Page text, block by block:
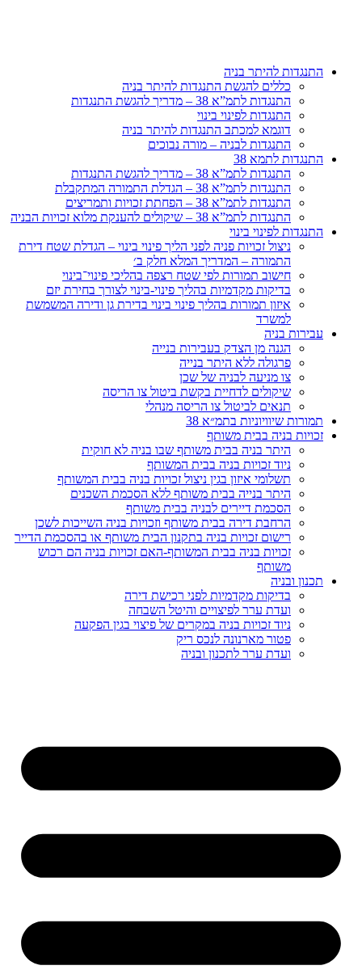
התנגדות להיתר בניה
כללים להגשת התנגדות להיתר בניה
התנגדות לתמ”א 38 – מדריך להגשת התנגדות
התנגדות לפינוי בינוי
דוגמא למכתב התנגדות להיתר בניה
התנגדות לבניה – מורה נבוכים
התנגדות לתמא 38
התנגדות לתמ”א 38 – מדריך להגשת התנגדות
התנגדות לתמ”א 38 – הגדלת התמורה המתקבלת
התנגדות לתמ”א 38 – הפחתת זכויות ותמריצים
התנגדות לתמ”א 38 – שיקולים להענקת מלוא זכויות הבניה
התנגדות לפינוי בינוי
ניצול זכויות פניה לפני הליך פינוי בינוי – הגדלת שטח דירת
התמורה – המדריך המלא חלק ב׳
חישוב תמורות לפי שטח רצפה בהליכי פינוי־בינוי
בדיקות מקדמיות בהליך פינוי-בינוי לצורך בחירת יזם
איזון תמורות בהליך פינוי בינוי בדירת גן ודירה המשמשת
למשרד
עבירות בניה
הגנה מן הצדק בעבירות בנייה
פרגולה ללא היתר בנייה
צו מניעה לבניה של שכן
שיקולים לדחיית בקשת ביטול צו הריסה
תנאים לביטול צו הריסה מנהלי
תמורות שיוויוניות בתמ״א 38
זכויות בניה בבית משותף
היתר בניה בבית משותף שבו בניה לא חוקית
ניוד זכויות בניה בבית המשותף
תשלומי איזון בגין ניצול זכויות בניה בבית המשותף
היתר בנייה בבית משותף ללא הסכמת השכנים
הסכמת דיירים לבניה בבית משותף
הרחבת דירה בבית משותף וזכויות בניה השייכות לשכן
רישום זכויות בניה בתקנון הבית משותף או בהסכמת הדייר
זכויות בניה בבית המשותף-האם זכויות בניה הם רכוש
משותף
תכנון ובניה
בדיקות מקדמיות לפני רכישת דירה
ועדת ערר לפיצויים והיטל השבחה
ניוד זכויות בניה במקרים של פיצוי בגין הפקעה
פטור מארנונה לנכס ריק
ועדת ערר לתכנון ובניה